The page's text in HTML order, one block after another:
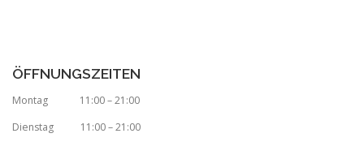
ÖFFNUNGSZEITEN
Montag 11:00 – 21:00
Dienstag 11:00 – 21:00